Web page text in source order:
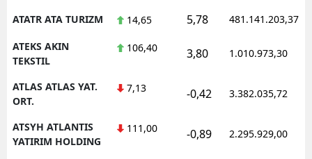
ATATR ATA TURIZM 14,65 5,78 481.141.203,37
ATEKS AKIN
TEKSTIL
106,40 3,80 1.010.973,30
ATLAS ATLAS YAT.
ORT.
7,13 -0,42 3.382.035,72
ATSYH ATLANTIS
YATIRIM HOLDING
111,00 -0,89 2.295.929,00